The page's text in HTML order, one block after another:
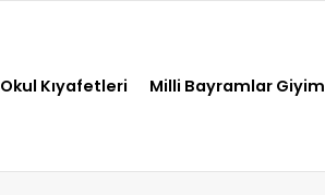
Okul Kıyafetleri Milli Bayramlar Giyim